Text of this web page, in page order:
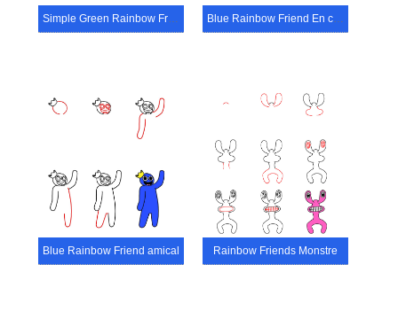
Blue Rainbow Friend amical Rainbow Friends Monstre